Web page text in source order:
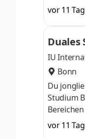
Deine
vor 11
Duales
IU
Bonn
Du
Studium
Deine
vor 11